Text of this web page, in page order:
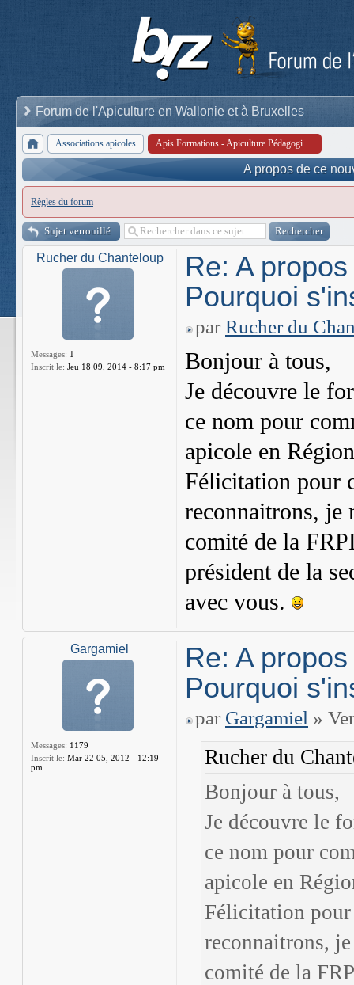
Forum de l'Apiculture en Wallonie et à Bruxelles
Associations apicoles Apis Formations - Apiculture Pédagogique Internationale et Services asbl
A propos de ce
Règles du forum
Sujet verrouillé
Rucher du Chanteloup
Messages: 1
Inscrit le: Jeu 18 09, 2014 - 8:17 pm
Re: A
Pourquoi
par Rucher du
Bonjour à tous,
Je découvre le
ce nom pour
apicole en
Félicitation pour
reconnaitrons, je
comité de la
président de la
avec vous.
Gargamiel
Messages: 1179
Inscrit le: Mar 22 05, 2012 - 12:19
pm
Re: A
Pourquoi
par Gargamiel »
Rucher du
Bonjour à tous,
Je découvre le
ce nom pour
apicole en
Félicitation pour
reconnaitrons,
comité de la